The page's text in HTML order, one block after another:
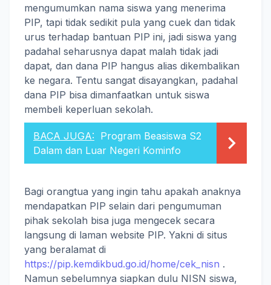
mengumumkan nama siswa yang menerima
PIP, tapi tidak sedikit pula yang cuek dan tidak
urus terhadap bantuan PIP ini, jadi siswa yang
padahal seharusnya dapat malah tidak jadi
dapat, dan dana PIP hangus alias dikembalikan
ke negara. Tentu sangat disayangkan, padahal
dana PIP bisa dimanfaatkan untuk siswa
membeli keperluan sekolah.
BACA JUGA: Program Beasiswa S2
Dalam dan Luar Negeri Kominfo
Bagi orangtua yang ingin tahu apakah anaknya
mendapatkan PIP selain dari pengumuman
pihak sekolah bisa juga mengecek secara
langsung di laman website PIP. Yakni di situs
yang beralamat di
https://pip.kemdikbud.go.id/home/cek_nisn .
Namun sebelumnya siapkan dulu NISN siswa,